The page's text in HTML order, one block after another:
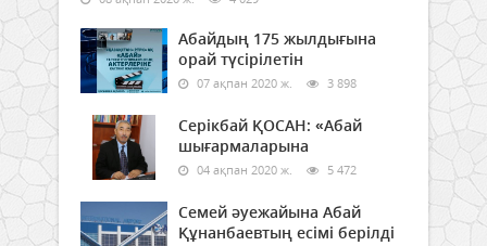
Абайдың 175 жылдығына
орай түсірілетін
07 ақпан 2020 ж. 3 898
Серікбай ҚОСАН: «Абай
шығармаларына
04 ақпан 2020 ж. 5 472
Семей әуежайына Абай
Құнанбаевтың есімі берілді